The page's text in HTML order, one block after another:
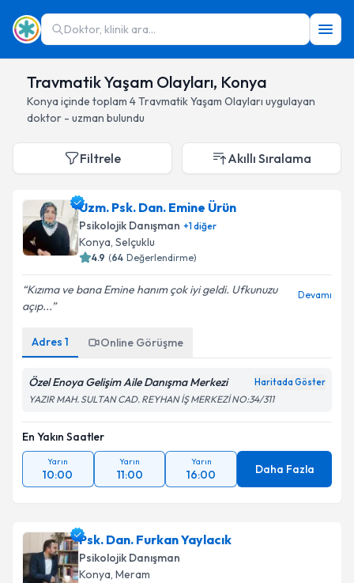
Doktor, klinik ara...
Travmatik Yaşam Olayları, Konya
Konya içinde toplam 4Travmatik Yaşam Olayları uygulayan
doktor - uzman bulundu
Filtrele Akıllı Sıralama
Uzm. Psk. Dan. Emine Ürün
Psikolojik Danışman +1diğer
Konya, Selçuklu
4.9 (64 Değerlendirme)
Kızıma ve bana Emine hanım çok iyi geldi. Ufkunuzu
açıp...
Devamı
Adres 1 Online Görüşme
Özel Enoya Gelişim Aile Danışma Merkezi Haritada Göster
YAZIR MAH. SULTAN CAD. REYHAN İŞ MERKEZİ NO:34/311
En Yakın Saatler
Yarın
10:00
Yarın
11:00
Yarın
16:00 Daha Fazla
Psk. Dan. Furkan Yaylacık
Psikolojik Danışman
Konya, Meram